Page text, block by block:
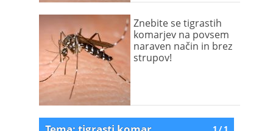
Znebite se tigrastih
komarjev na povsem
naraven način in brez
strupov!
1 / 1